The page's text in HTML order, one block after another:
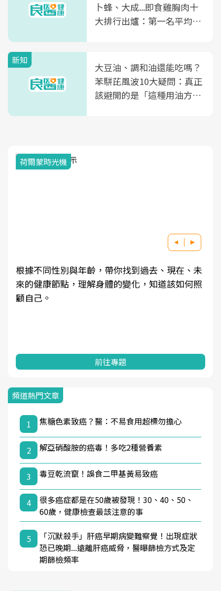
卜蜂、大成...即食雞胸肉十
大排行出爐：第一名平均一
新知
大豆油、調和油還能吃嗎？
苯駢芘風波10大疑問：真正
該避開的是「這種用油方
荷爾蒙時光機
根據不同性別與年齡，帶你找到過去、現在、未
來的健康節點，理解身體的變化，知道該如何照
顧自己。
前往專題
頻道熱門文章
1 焦糖色素致癌？醫：不易食用超標勿擔心
2 解亞硝酸胺的癌毒！多吃2種營養素
3 毒豆乾流竄！誤食二甲基黃易致癌
4
很多癌症都是在50歲被發現！30、40、50、
60歲，健康檢查最該注意的事
5
「沉默殺手」肝癌早期病變難察覺！出現症狀
恐已晚期...遠離肝癌威脅，醫曝篩檢方式及定
期篩檢頻率